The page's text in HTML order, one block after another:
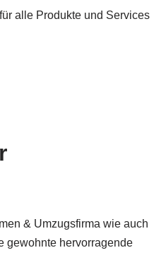
alle Produkte und Services
& Umzugsfirma wie auch
gewohnte hervorragende